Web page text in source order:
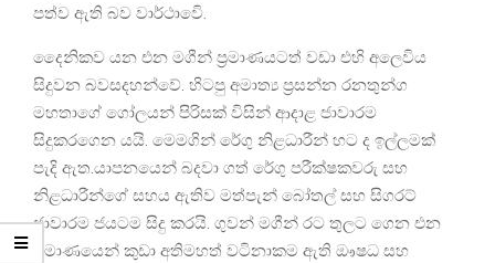
පත්ව ඇති බව වාර්ථාවෙි.
දෛනිකව යන එන මගීන් ප්‍රමාණයටත් වඩා එහි අලෙවිය
සිදුවන බවසදහන්වේ. හිටපු අමාත්‍ය ප්‍රසන්න රනතුන්ග
මහතාගේ ගෝලයන් පිරිසක් විසින් ආදාළ ජාවාරම
සිදුකරගෙන යයි. මෙමගින් රේගු නිළධාරීන් හට ද ඉල්ලමක්
පැදි ඇත.යාපනයෙන් බදවා ගත් රේගු පරීක්ෂකවරු සහ
නිළධාරීන්ගේ සහය ඇතිව මත්පැන් බෝතල් සහ සිගරට්
ජාවාරම ජයටම සිදු කරයි. ගුවන් මගීන් රට තුලට ගෙන එන
ප්‍රමාණයෙන් කුඩා අතිමහත් වටිනාකම ඇති ඖෂධ සහ